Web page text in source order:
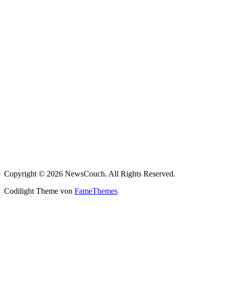
Copyright © 2026 NewsCouch. All Rights Reserved.
Codilight Theme von FameThemes